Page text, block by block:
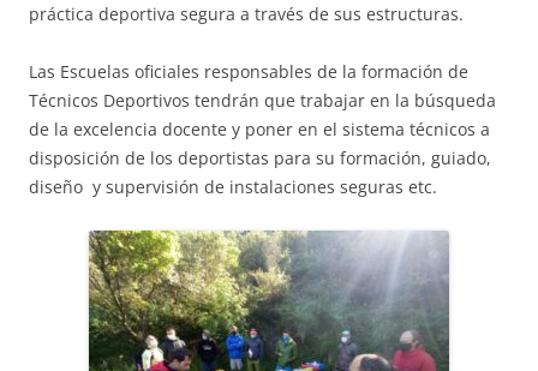
práctica deportiva segura a través de sus estructuras.
Las Escuelas oficiales responsables de la formación de
Técnicos Deportivos tendrán que trabajar en la búsqueda
de la excelencia docente y poner en el sistema técnicos a
disposición de los deportistas para su formación, guiado,
diseño y supervisión de instalaciones seguras etc.